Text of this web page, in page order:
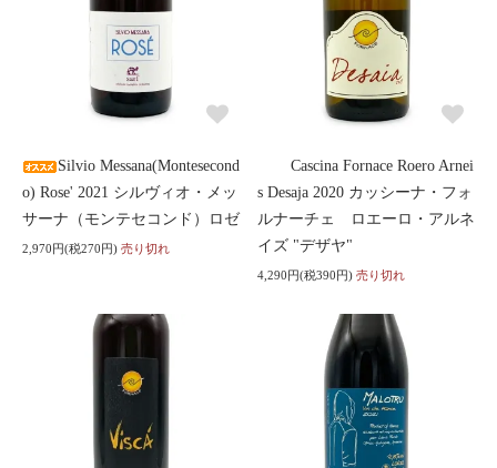
Silvio Messana(Montesecond
o) Rose' 2021 シルヴィオ・メッ
サーナ（モンテセコンド）ロゼ
2,970円(税270円) 売り切れ
Cascina Fornace Roero Arnei
s Desaja 2020 カッシーナ・フォ
ルナーチェ ロエーロ・アルネ
イズ "デザヤ"
4,290円(税390円) 売り切れ